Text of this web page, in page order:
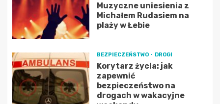
Muzyczne uniesienia z
Michałem Rudasiem na
plaży w Łebie
BEZPIECZEŃSTWO DROGI
Korytarz życia: jak
zapewnić
bezpieczeństwo na
drogach w wakacyjne